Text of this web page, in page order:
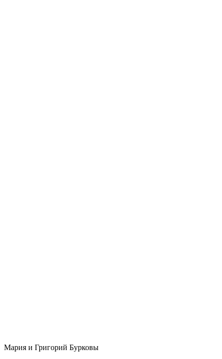
Мария и Григорий Бурковы